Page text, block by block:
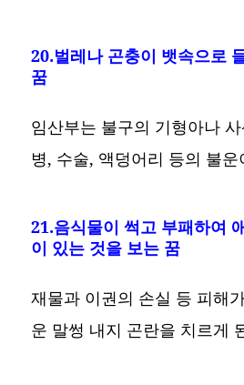
20.벌레나 곤충이 뱃속으로
꿈
임산부는 불구의 기형아나
병, 수술, 액덩어리 등의 불운
21.음식물이 썩고 부패하여
이 있는 것을 보는 꿈
재물과 이권의 손실 등 피해
운 말썽 내지 곤란을 치르게